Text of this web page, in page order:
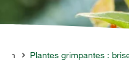
Thèmes
ServicePlantes grimpantes :